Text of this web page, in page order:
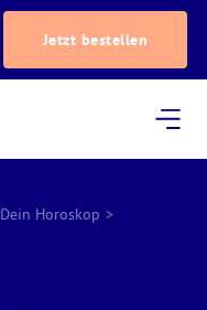
Jetzt bestellen
Dein Horoskop >